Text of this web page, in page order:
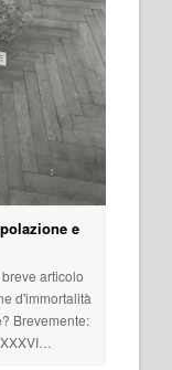
e
articolo
d'immortalità
Brevemente: